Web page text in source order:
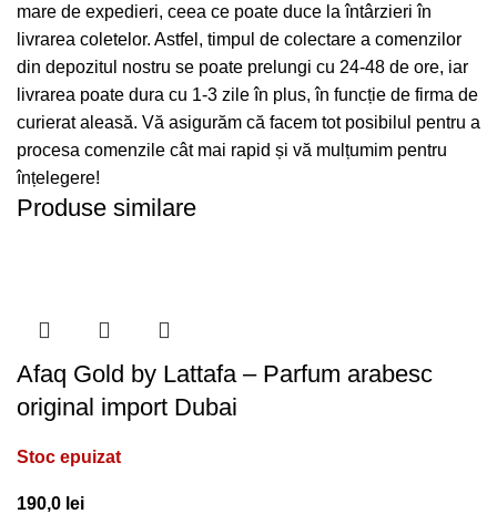
mare de expedieri, ceea ce poate duce la întârzieri în
livrarea coletelor. Astfel, timpul de colectare a comenzilor
din depozitul nostru se poate prelungi cu 24-48 de ore, iar
livrarea poate dura cu 1-3 zile în plus, în funcție de firma de
curierat aleasă. Vă asigurăm că facem tot posibilul pentru a
procesa comenzile cât mai rapid și vă mulțumim pentru
înțelegere!
Produse similare
Afaq Gold by Lattafa – Parfum arabesc
original import Dubai
Stoc epuizat
190,0 lei